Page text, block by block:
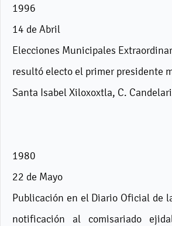
1996
14 de Abril
Elecciones Municipales
resultó electo el primer presidente
Santa Isabel Xiloxoxtla, C.
1980
22 de Mayo
Publicación en el Diario Oficial de
notificación al comisariado